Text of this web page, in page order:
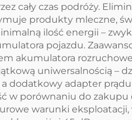
pielęgnacji
do użytku
Stan
cały czas podróży.
produkty mleczne,
ilość energii –
pojazdu.
akumulatora
uniwersalnością –
a dodatkowy adapter
w porównaniu do zakupu
warunki